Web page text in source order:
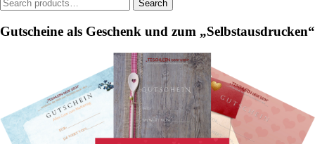
the
page
Search
Gutscheine als Geschenk und zum „Selbstausdrucken“